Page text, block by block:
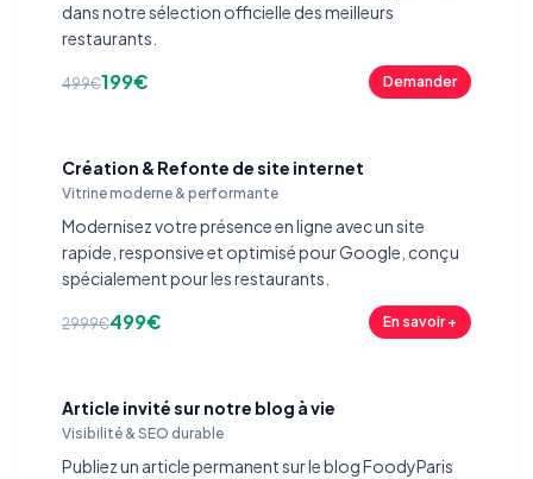
dans notre sélection officielle des meilleurs
restaurants.
499€199€ Demander
Création & Refonte de site internet
Vitrine moderne & performante
Modernisez votre présence en ligne avec un site
rapide, responsive et optimisé pour Google, conçu
spécialement pour les restaurants.
2999€499€ En savoir +
Article invité sur notre blog à vie
Visibilité & SEO durable
Publiez un article permanent sur le blog FoodyParis